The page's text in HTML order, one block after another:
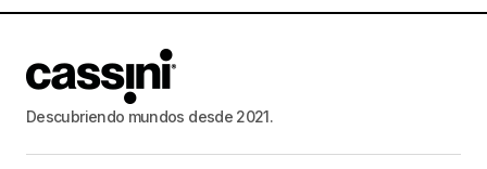
Descubriendo mundos desde 2021.